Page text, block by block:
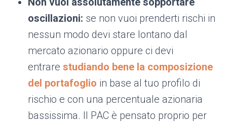
oscillazioni: se non vuoi prenderti rischi in
nessun modo devi stare lontano dal
mercato azionario oppure ci devi
entrare studiando bene la composizione
del portafoglio in base al tuo profilo di
rischio e con una percentuale azionaria
bassissima. Il PAC è pensato proprio per